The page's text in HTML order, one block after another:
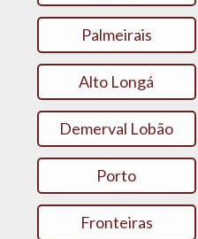
Palmeirais
Alto Longá
Demerval Lobão
Porto
Fronteiras